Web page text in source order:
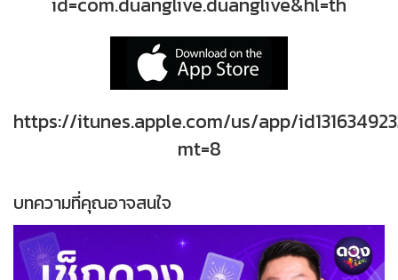
https://itunes.apple.com/us/app/
mt=8
บทความที่คุณอาจสนใจ